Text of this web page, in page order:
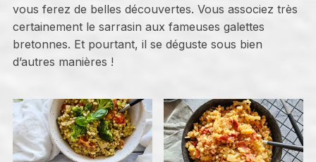
vous ferez de belles découvertes. Vous associez très
certainement le sarrasin aux fameuses galettes
bretonnes. Et pourtant, il se déguste sous bien
d’autres manières !